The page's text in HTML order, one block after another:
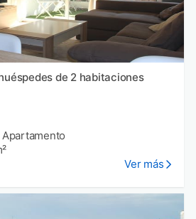
de 2 habitaciones
Ver más